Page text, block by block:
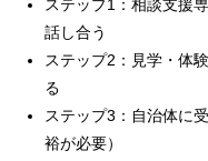
ステップ1：相談支援
話し合う
ステップ2：見学・体
る
ステップ3：自治体に
裕が必要）